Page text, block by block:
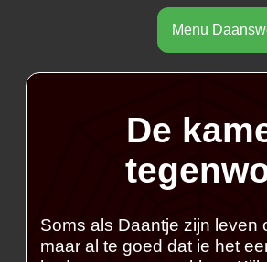
Menu
De
Soms als Daantje zijn leven
maar al te goed dat ie het